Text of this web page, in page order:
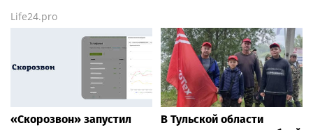
Life24.pro
«Скорозвон» запустил
В Тульской области